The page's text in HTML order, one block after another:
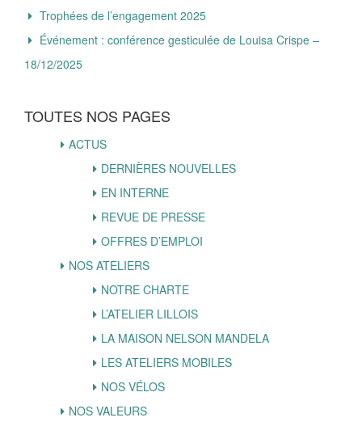
Trophées de l’engagement 2025
Événement : conférence gesticulée de Louisa Crispe –
18/12/2025
TOUTES NOS PAGES
ACTUS
DERNIÈRES NOUVELLES
EN INTERNE
REVUE DE PRESSE
OFFRES D’EMPLOI
NOS ATELIERS
NOTRE CHARTE
L’ATELIER LILLOIS
LA MAISON NELSON MANDELA
LES ATELIERS MOBILES
NOS VÉLOS
NOS VALEURS